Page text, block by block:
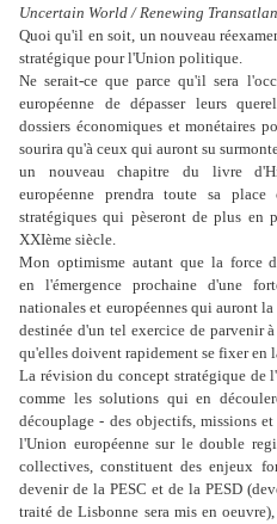
Uncertain World / Renewing
Quoi qu'il en soit, un nouveau
stratégique pour l'Union politique.
Ne serait-ce que parce qu'il sera
européenne de dépasser leurs
dossiers économiques et monétaires
sourira qu'à ceux qui auront su
un nouveau chapitre du livre
européenne prendra toute sa place
stratégiques qui pèseront de plus en
XXIème siècle.
Mon optimisme autant que la force
en l'émergence prochaine d'une
nationales et européennes qui auront
destinée d'un tel exercice de parvenir
qu'elles doivent rapidement se fixer en
La révision du concept stratégique de
comme les solutions qui en
découplage - des objectifs, missions
l'Union européenne sur le double
collectives, constituent des enjeux
devenir de la PESC et de la PESD
traité de Lisbonne sera mis en